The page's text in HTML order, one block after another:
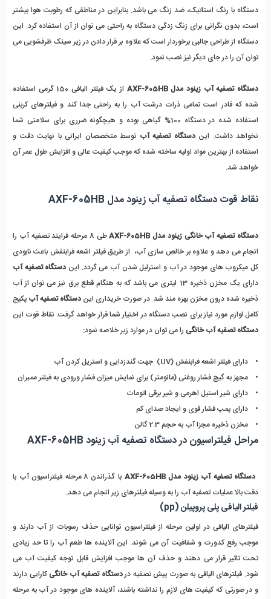
دستگاه با رنگ استاتیک، ضد زنگ می باشد. بنابراین در مناطقی که رطوبت هوا بیشتر
است، بدون نگرانی برای زنگ زدگی دستگاه به راحتی می توان از آن استفاده کرد. این
دستگاه از طراحی جالبی برخوردار است که علاوه بر قرار دادن در زیر سینک ظرفشویی می
توان آن را در جای دیگر نیز نصب نمود.
دستگاه تصفیه آب زینود مدل AXF-605HB
از یک فیلتر الیافی 150 گرمی استفاده
شده که قادر است تمامی ذرات درشت آب را به راحتی جدا کند و فیلترهای کربنی
استفاده شده در دستگاه 100% گیاهی بوده و هیچگونه ضرری برای سلامتی شما
نخواهد داشت. ایندستگاه تصفیه آب توسط متخصصان ایرانی با نهایت دقت و
استفاده از بهترین مواد اولیه ساخته شده که موجب کیفیت عالی و افزایش طول عمر آن
خواهد شد.
نقاط قوت دستگاه تصفیه آب زینود مدل AXF-605HB
دستگاه تصفیه آب خانگی زینود مدل AXF-605HB
طی 8 مرحله فرایند تصفیه آب را
انجام می دهد و علاوه بر خالص سازی آب، از طریق فیلتر اشعه فرابنفش باعث نابودی
کل میکروب های موجود در آب و استرلیل شدن آب می گردد. این دستگاه تصفیه آب
دارای یک مخزن ذخیره 13 لیتری می باشد که به هنگام قطع برق نیز می توان از آب
ذخیره شده درون مخزن بهره مند شد. در صورت خریداری این دستگاه تصفیه آب پکیج
کامل لوازم مورد نیاز برای نصب دستگاه در اختیار شما قرار خواهد گرفت. نقاط قوت این
دستگاه تصفیه آب خانگی را می توان در موارد زیر خلاصه نمود:
• دارای فیلتر اشعه فرابنفش (UV) جهت گندزدایی و استریل کردن آب
• مجهز به گیج فشار روغنی (مانومتر) برای نمایش میزان فشار ورودی به فیلتر ممبران
• دارای شیر استیل اهرمی و شیر برقی اتومات
• دارای پمپ فشار قوی و ایجاد صدای کم
• مخزن ذخیره مجزا آب به حجم 2.3 گالن
مراحل فیلتراسیون در دستگاه تصفیه آب زینود AXF-605HB
دستگاه تصفیه آب زینود مدل AXF-605HB
با گذراندن 8 مرحله فیلتراسیون آب با
دقت بالا عملیات تصفیه آب را به وسیله فیلترهای زیر انجام می دهد.
فیلتر الیافی پلی پروپیلن (pp)
فیلترهای الیافی در اولین مرحله از فیلتراسیون توانایی حذف رسوبات از آب دارند و
موجب رفع کدورت و شفافیت آن می شوند. این آلاینده ها طعم آب را تا حد زیادی
تحت تاثیر قرار می دهند و حذف آن ها موجب افزایش قابل توجه کیفیت آب می
شود. فیلترهای الیافی به صورت پیش تصفیه دردستگاه تصفیه آب خانگیکارایی دارند
و در صورتی که کیفیت های لازم را نداشته باشند، آلاینده های موجود در آب به مرحله